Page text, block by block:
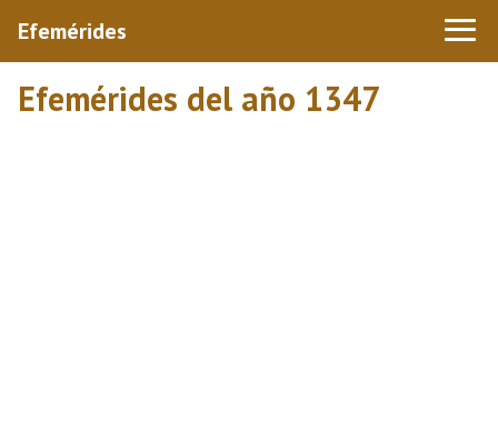
Efemérides
Efemérides del año 1347